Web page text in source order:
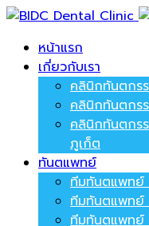
หน้าแรก
เกี่ยวกับเรา
คลินิกทันตกร
คลินิกทันตกร
คลินิกทันตกร
ภูเก็ต
ทันตแพทย์
ทีมทันตแพทย์
ทีมทันตแพทย์
ทีมทันตแพทย์